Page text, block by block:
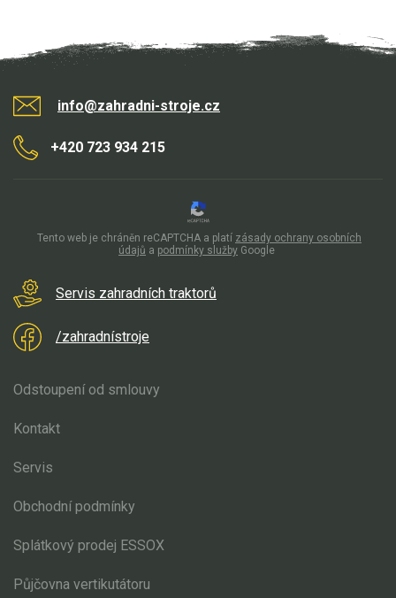
Aku pily
Jednoruční pily
Vyvětvovací pily
Aku křovinořezy a vyžínače
Aku sekačky
Aku STIHL
Aku AL-KO
Štípačka na dřevo
VARI
VARI multifunkční nosiče
Sněhové frézy
info@zahradni-stroje.cz
+420 723 934 215
Servis zahradních traktorů
/zahradnístroje
Odstoupení od smlouvy
Kontakt
Servis
Obchodní podmínky
Splátkový prodej ESSOX
Půjčovna vertikutátoru
Tento web je chráněn reCAPTCHA a platí zásady ochrany osobních
údajů a podmínky služby Google